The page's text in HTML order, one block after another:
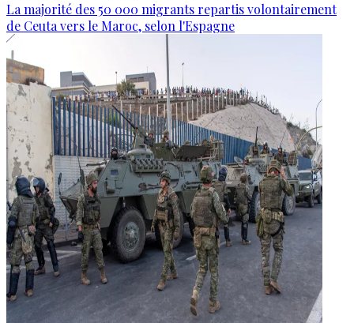
La majorité des 50 000 migrants repartis volontairement
de Ceuta vers le Maroc, selon l'Espagne